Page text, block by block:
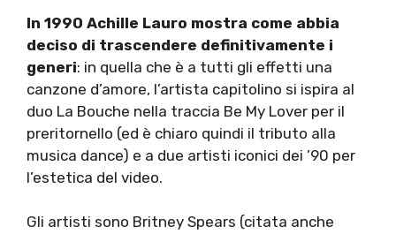
In 1990 Achille Lauro mostra come abbia
deciso di trascendere definitivamente i
generi: in quella che è a tutti gli effetti una
canzone d’amore, l’artista capitolino si ispira al
duo La Bouche nella traccia Be My Lover per il
preritornello (ed è chiaro quindi il tributo alla
musica dance) e a due artisti iconici dei ’90 per
l’estetica del video.
Gli artisti sono Britney Spears (citata anche